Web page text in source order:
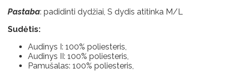
Pastaba: padidinti dydžiai, S dydis atitinka M/L
Sudėtis:
Audinys I: 100% poliesteris,
Audinys II: 100% poliesteris,
Pamušalas: 100% poliesteris,